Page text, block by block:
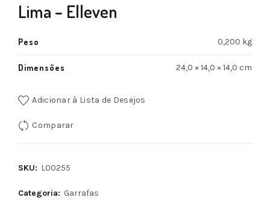
Lima – Elleven
Peso 0,200 kg
Dimensões 24,0 × 14,0 × 14,0 cm
Adicionar à Lista de Desejos
Comparar
SKU: L00255
Categoria: Garrafas